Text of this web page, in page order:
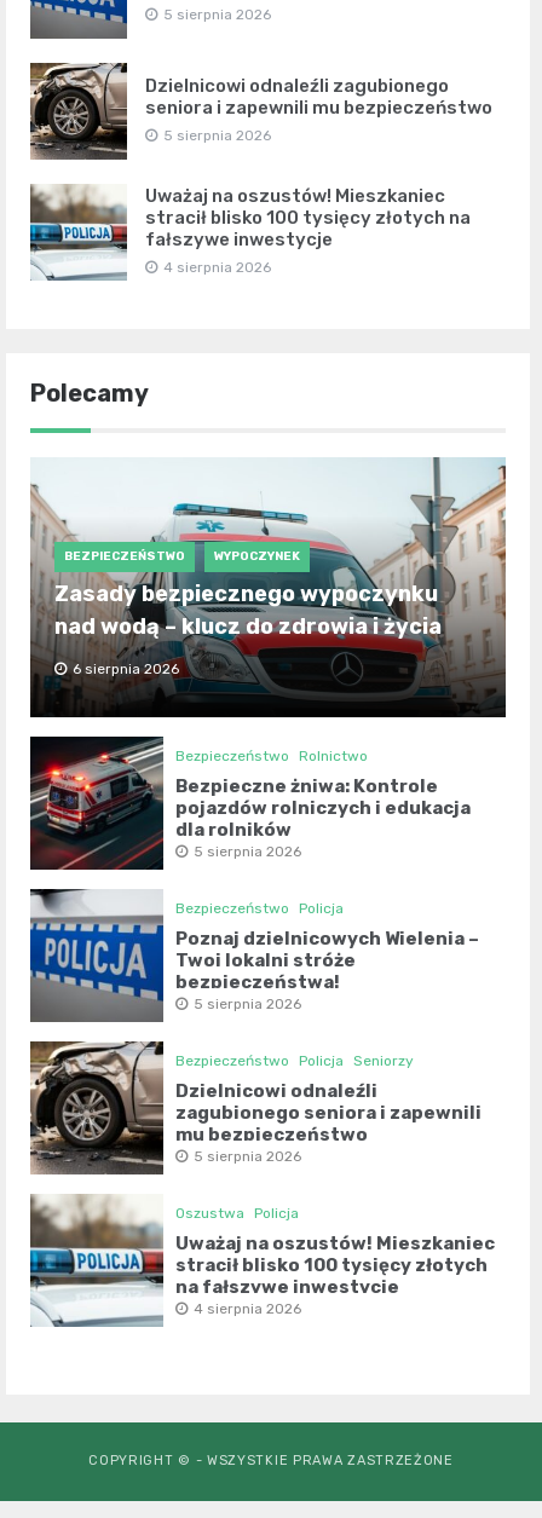
5 sierpnia 2026
Dzielnicowi odnaleźli zagubionego
seniora i zapewnili mu bezpieczeństwo
5 sierpnia 2026
Uważaj na oszustów! Mieszkaniec
stracił blisko 100 tysięcy złotych na
fałszywe inwestycje
4 sierpnia 2026
Polecamy
BEZPIECZEŃSTWO WYPOCZYNEK
Zasady bezpiecznego wypoczynku
nad wodą – klucz do zdrowia i życia
6 sierpnia 2026
Bezpieczeństwo Rolnictwo
Bezpieczne żniwa: Kontrole
pojazdów rolniczych i edukacja
dla rolników
5 sierpnia 2026
Bezpieczeństwo Policja
Poznaj dzielnicowych Wielenia –
Twoi lokalni stróże
bezpieczeństwa!
5 sierpnia 2026
Bezpieczeństwo Policja Seniorzy
Dzielnicowi odnaleźli
zagubionego seniora i zapewnili
mu bezpieczeństwo
5 sierpnia 2026
Oszustwa Policja
Uważaj na oszustów! Mieszkaniec
stracił blisko 100 tysięcy złotych
na fałszywe inwestycje
4 sierpnia 2026
COPYRIGHT © - WSZYSTKIE PRAWA ZASTRZEŻONE